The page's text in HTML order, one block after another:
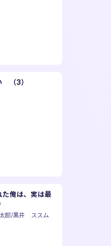
（3）
た俺は、実は最
郎/黒井 ススム